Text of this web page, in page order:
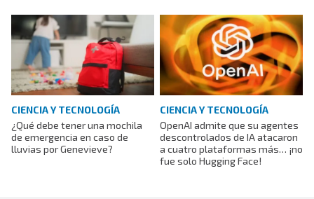
CIENCIA Y TECNOLOGÍA
¿Qué debe tener una mochila
de emergencia en caso de
lluvias por Genevieve?
CIENCIA Y TECNOLOGÍA
OpenAI admite que su agentes
descontrolados de IA atacaron
a cuatro plataformas más… ¡no
fue solo Hugging Face!